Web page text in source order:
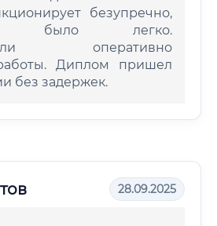
безупречно,
было легко.
оперативно
Диплом пришел
без задержек.
28.09.2025